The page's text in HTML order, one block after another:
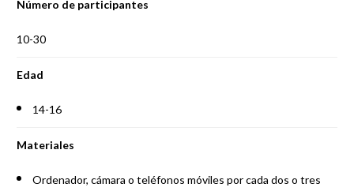
Número de participantes
10-30
Edad
14-16
Materiales
Ordenador, cámara o teléfonos móviles por cada dos o tres